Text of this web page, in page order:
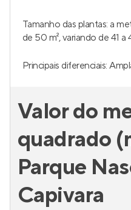
Tamanho das plantas: a
de 50 m², variando de 41 a
Principais diferenciais:
Valor do
quadrado
Parque
Capivara